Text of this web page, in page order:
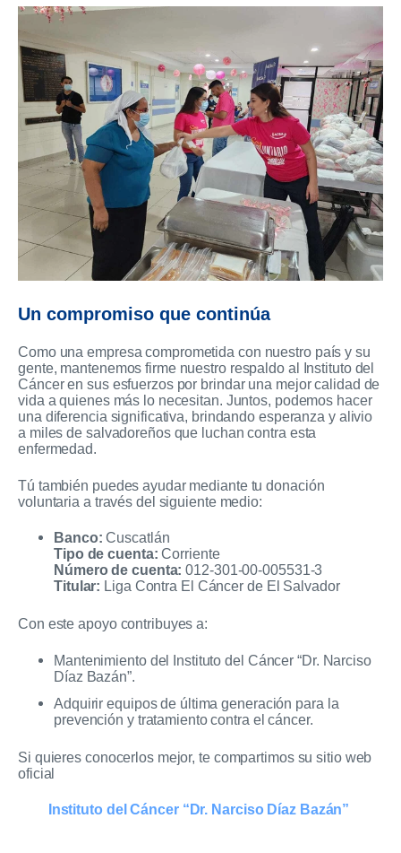
Un compromiso que continúa
Como una empresa comprometida con nuestro país y su
gente, mantenemos firme nuestro respaldo al Instituto del
Cáncer en sus esfuerzos por brindar una mejor calidad de
vida a quienes más lo necesitan. Juntos, podemos hacer
una diferencia significativa, brindando esperanza y alivio
a miles de salvadoreños que luchan contra esta
enfermedad.
Tú también puedes ayudar mediante tu donación
voluntaria a través del siguiente medio:
Banco: Cuscatlán
Tipo de cuenta: Corriente
Número de cuenta: 012-301-00-005531-3
Titular: Liga Contra El Cáncer de El Salvador
Con este apoyo contribuyes a:
Mantenimiento del Instituto del Cáncer “Dr. Narciso
Díaz Bazán”.
Adquirir equipos de última generación para la
prevención y tratamiento contra el cáncer.
Si quieres conocerlos mejor, te compartimos su sitio web
oficial
Instituto del Cáncer “Dr. Narciso Díaz Bazán”